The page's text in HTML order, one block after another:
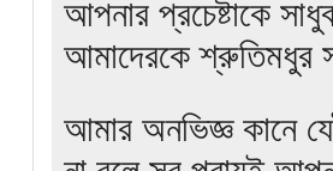
আপনার প্রচেষ্টাকে
আমাদেরকে শ্রুতিমধুর
আমার অনভিজ্ঞ কানে